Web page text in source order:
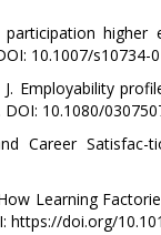
10.1007/s10734-
Employability
10.1080/
Career
Learning
https://doi.org/